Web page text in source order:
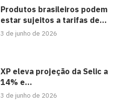
Produtos brasileiros podem
estar sujeitos a tarifas de...
3 de junho de 2026
XP eleva projeção da Selic a
14% e...
3 de junho de 2026